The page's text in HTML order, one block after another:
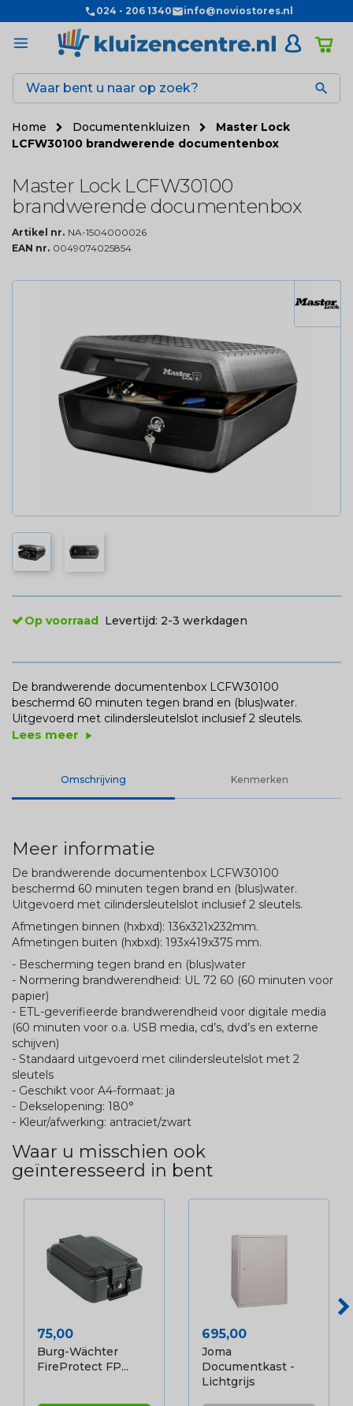
024 - 206 1340 info@noviostores.nl

Home Documentenkluizen
Master Lock
LCFW30100 brandwerende documentenbox
Master Lock LCFW30100
brandwerende documentenbox
Artikel nr. NA-1504000026
EAN nr. 0049074025854
Op voorraad Levertijd: 2-3 werkdagen
De brandwerende documentenbox LCFW30100
beschermd 60 minuten tegen brand en (blus)water.
Uitgevoerd met cilindersleutelslot inclusief 2 sleutels.
Lees meer play_arrow
Omschrijving Kenmerken
Meer informatie
De brandwerende documentenbox LCFW30100
beschermd 60 minuten tegen brand en (blus)water.
Uitgevoerd met cilindersleutelslot inclusief 2 sleutels.
Afmetingen binnen (hxbxd): 136x321x232mm.
Afmetingen buiten (hxbxd): 193x419x375 mm.
- Bescherming tegen brand en (blus)water
- Normering brandwerendheid: UL 72 60 (60 minuten voor
papier)
- ETL-geverifieerde brandwerendheid voor digitale media
(60 minuten voor o.a. USB media, cd’s, dvd’s en externe
schijven)
- Standaard uitgevoerd met cilindersleutelslot met 2
sleutels​
- Geschikt voor A4-formaat: ja
- Dekselopening: 180°
- Kleur/afwerking: antraciet/zwart
Waar u misschien ook
geïnteresseerd in bent
Prijs
75,00
Burg-Wächter
FireProtect FP...
Prijs
695,00
Joma
Documentkast -
Lichtgrijs